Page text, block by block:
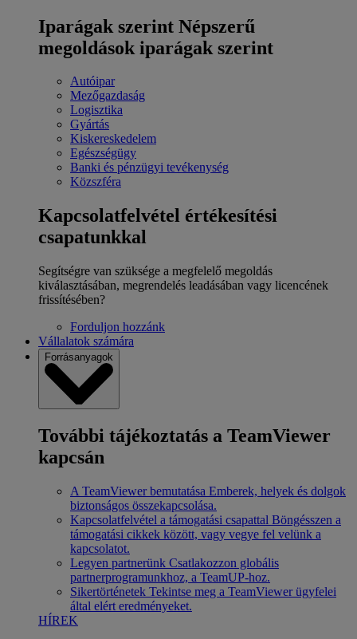
Iparágak szerint Népszerű
megoldások iparágak szerint
Autóipar
Mezőgazdaság
Logisztika
Gyártás
Kiskereskedelem
Egészségügy
Banki és pénzügyi tevékenység
Közszféra
Kapcsolatfelvétel értékesítési
csapatunkkal
Segítségre van szüksége a megfelelő megoldás
kiválasztásában, megrendelés leadásában vagy licencének
frissítésében?
Forduljon hozzánk
Vállalatok számára
Forrásanyagok
További tájékoztatás a TeamViewer
kapcsán
A TeamViewer bemutatása Emberek, helyek és dolgok
biztonságos összekapcsolása.
Kapcsolatfelvétel a támogatási csapattal Böngésszen a
támogatási cikkek között, vagy vegye fel velünk a
kapcsolatot.
Legyen partnerünk Csatlakozzon globális
partnerprogramunkhoz, a TeamUP-hoz.
Sikertörténetek Tekintse meg a TeamViewer ügyfelei
által elért eredményeket.
HÍREK